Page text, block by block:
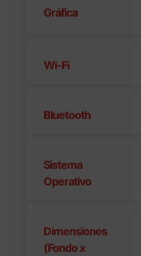
Gráfica
Wi-Fi
Bluetooth
Sistema
Operativo
Dimensiones
(Fondo x